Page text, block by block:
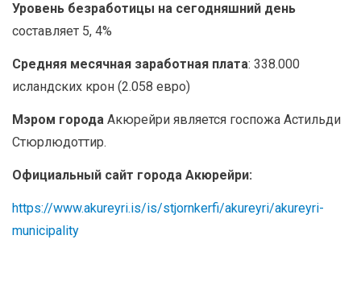
Уровень безработицы на сегодняшний день
составляет 5, 4%
Средняя месячная заработная плата: 338.000
исландских крон (2.058 евро)
Мэром города Акюрейри является госпожа Астильди
Стюрлюдоттир.
Официальный сайт города Акюрейри:
https://www.akureyri.is/is/stjornkerfi/akureyri/akureyri-
municipality